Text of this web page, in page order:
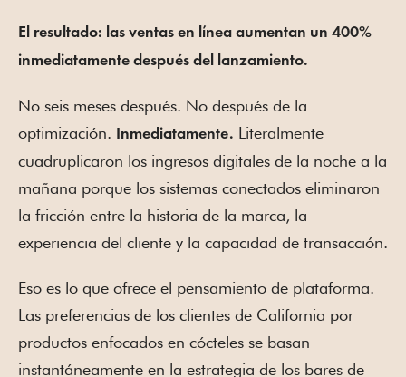
El resultado: las ventas en línea aumentan un 400%
inmediatamente después del lanzamiento.
No seis meses después. No después de la
optimización.
Inmediatamente. Literalmente
cuadruplicaron los ingresos digitales de la noche a la
mañana porque los sistemas conectados eliminaron
la fricción entre la historia de la marca, la
experiencia del cliente y la capacidad de transacción.
Eso es lo que ofrece el pensamiento de plataforma.
Las preferencias de los clientes de California por
productos enfocados en cócteles se basan
instantáneamente en la estrategia de los bares de